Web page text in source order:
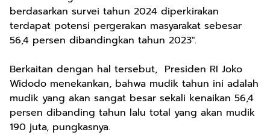
berdasarkan survei tahun 2024 diperkirakan
terdapat potensi pergerakan masyarakat sebesar
56,4 persen dibandingkan tahun 2023".
Berkaitan dengan hal tersebut, Presiden RI Joko
Widodo menekankan, bahwa mudik tahun ini adalah
mudik yang akan sangat besar sekali kenaikan 56,4
persen dibanding tahun lalu total yang akan mudik
190 juta, pungkasnya.